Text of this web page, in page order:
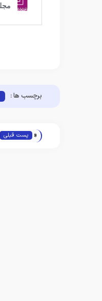
برچسب ها :
« پست قبلی